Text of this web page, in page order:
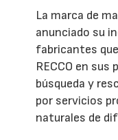
La marca de
anunciado su
fabricantes
RECCO en
búsqueda y
por servicios
naturales de